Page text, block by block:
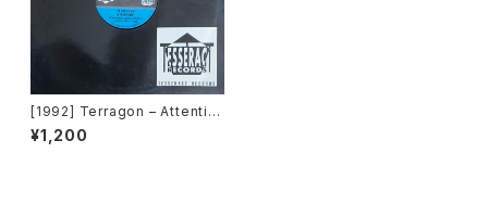
[1992] Terragon – Attentio
n! [Tesseract Records]
¥1,200